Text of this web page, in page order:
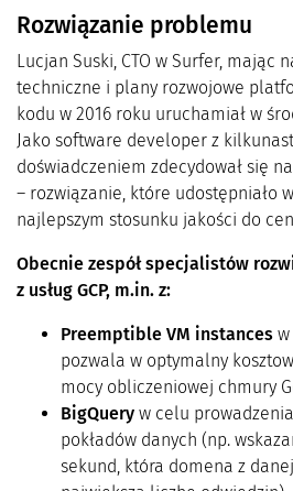
Rozwiązanie problemu
Lucjan Suski, CTO w Surfer, mając
techniczne i plany rozwojowe
kodu w 2016 roku uruchamiał w
Jako software developer z
doświadczeniem zdecydował się
– rozwiązanie, które udostępniało
najlepszym stosunku jakości do
Obecnie zespół specjalistów
z usług GCP, m.in. z:
Preemptible VM instances
pozwala w optymalny
mocy obliczeniowej chmury
BigQuery w celu
pokładów danych (np.
sekund, która domena z